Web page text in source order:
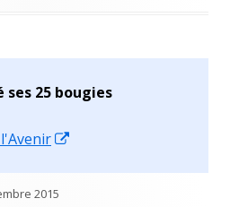
ses 25 bougies
2015